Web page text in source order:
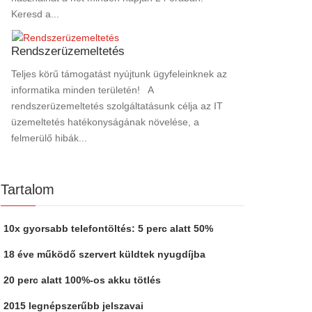
Keresd a...
Rendszerüzemeltetés
Teljes körű támogatást nyújtunk ügyfeleinknek az
informatika minden területén! A
rendszerüzemeltetés szolgáltatásunk célja az IT
üzemeltetés hatékonyságának növelése, a
felmerülő hibák...
Tartalom
10x gyorsabb telefontöltés: 5 perc alatt 50%
18 éve működő szervert küldtek nyugdíjba
20 perc alatt 100%-os akku tötlés
2015 legnépszerűbb jelszavai